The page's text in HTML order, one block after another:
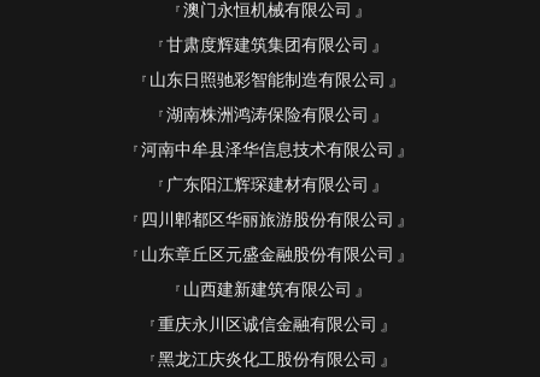
澳门永恒机械有限公司
甘肃度辉建筑集团有限公司
山东日照驰彩智能制造有限公司
湖南株洲鸿涛保险有限公司
河南中牟县泽华信息技术有限公司
广东阳江辉琛建材有限公司
四川郫都区华丽旅游股份有限公司
山东章丘区元盛金融股份有限公司
山西建新建筑有限公司
重庆永川区诚信金融有限公司
黑龙江庆炎化工股份有限公司